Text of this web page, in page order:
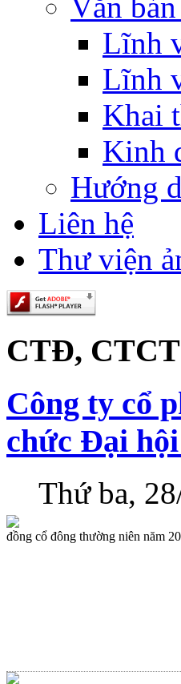
Văn
Lĩnh
Lĩnh
Khai
Kinh
Hướng
Liên hệ
Thư viện
CTĐ,
Công ty cổ
chức Đại
Thứ ba,
đồng cổ đông thường niên năm